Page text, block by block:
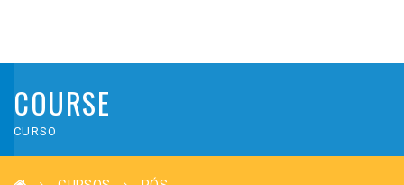
COURSE
CURSO